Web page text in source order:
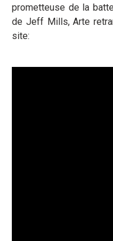
prometteuse de la
de Jeff Mills, Arte
site: